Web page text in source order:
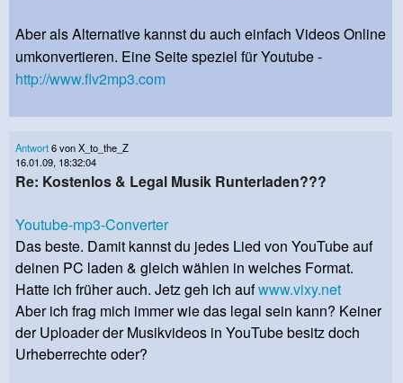
Aber als Alternative kannst du auch einfach Videos Online
umkonvertieren. Eine Seite speziel für Youtube -
http://www.flv2mp3.com
Antwort6 von X_to_the_Z
16.01.09, 18:32:04
Re: Kostenlos & Legal Musik Runterladen???
Youtube-mp3-Converter
Das beste. Damit kannst du jedes Lied von YouTube auf
deinen PC laden & gleich wählen in welches Format.
Hatte ich früher auch. Jetz geh ich aufwww.vixy.net
Aber ich frag mich immer wie das legal sein kann? Keiner
der Uploader der Musikvideos in YouTube besitz doch
Urheberrechte oder?